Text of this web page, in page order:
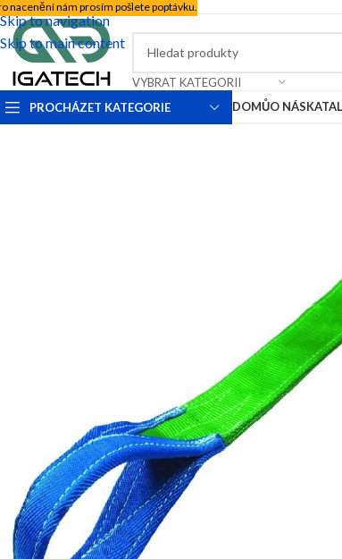
Skip to navigation
Skip to main content
nacenění nám prosím pošlete poptávku.
VYBRAT KATEGORII
PROCHÁZET KATEGORIE DOMŮO NÁS